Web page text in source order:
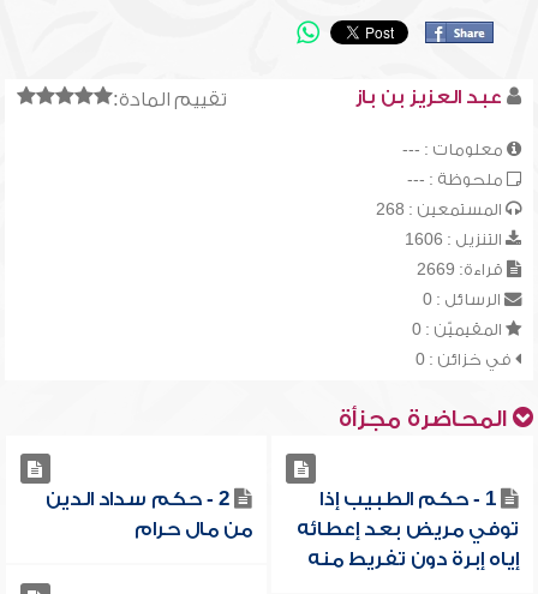
تقييم المادة: عبد العزيز بن باز
معلومات : ---
ملحوظة : ---
المستمعين : 268
التنزيل : 1606
قراءة: 2669
الرسائل : 0
المقيميّن : 0
في خزائن : 0
المحاضرة مجزأة
1 - حكم الطبيب إذا
توفي مريض بعد إعطائه
إياه إبرة دون تفريط منه
2 - حكم سداد الدين
من مال حرام